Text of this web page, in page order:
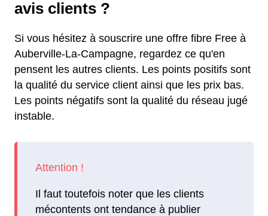
avis clients ?
Si vous hésitez à souscrire une offre fibre Free à
Auberville-La-Campagne, regardez ce qu'en
pensent les autres clients. Les points positifs sont
la qualité du service client ainsi que les prix bas.
Les points négatifs sont la qualité du réseau jugé
instable.
Il faut toutefois noter que les clients
mécontents ont tendance à publier